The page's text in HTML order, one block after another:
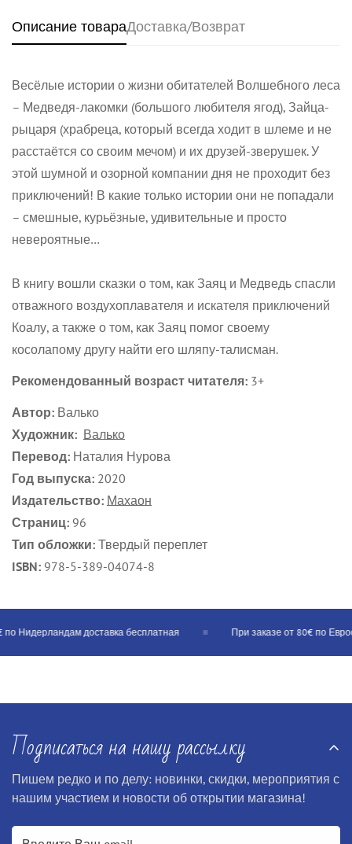
Описание товараДоставка/Возврат
Весёлые истории о жизни обитателей Волшебного леса
– Медведя-лакомки (большого любителя ягод), Зайца-
рыцаря (храбреца, который всегда ходит в шлеме и не
расстаётся со своим мечом) и их друзей-зверушек. У
этой шумной и озорной компании дня не проходит без
приключений! В какие только истории они не попадали
– смешные, курьёзные, удивительные и просто
невероятные…
В книгу вошли сказки о том, как Заяц и Медведь спасли
отважного воздухоплавателя и искателя приключений
Коалу, а также о том, как Заяц помог своему
косолапому другу найти его шляпу-талисман.
Рекомендованный возраст читателя: 3+
Автор: Валько
Художник: Валько
Перевод: Наталия Нурова
Год выпуска: 2020
Издательство: Махаон
Страниц: 96
Тип обложки: Твердый переплет
ISBN: 978-5-389-04074-8
Нидерландам доставка бесплатная При заказе от 80€ по
Подписаться на нашу рассылку
Пишем редко и по делу: новинки, скидки, мероприятия с
нашим участием и новости об открытии магазина!
Confirm your age
Are you 18 years old or older?
No, I'm not Yes, I am